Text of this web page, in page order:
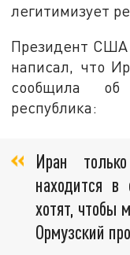
легитимизует
Президент США
написал, что
сообщила
республика:
Иран
находится в
хотят, чтобы
Ормузский